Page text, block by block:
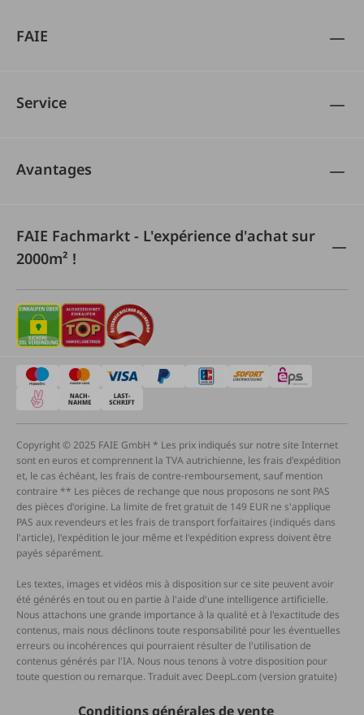
FAIE
Service
Avantages
FAIE Fachmarkt - L'expérience d'achat sur
2000m² !
Copyright © 2025 FAIE GmbH * Les prix indiqués sur notre site Internet
sont en euros et comprennent la TVA autrichienne, les frais d'expédition
et, le cas échéant, les frais de contre-remboursement, sauf mention
contraire ** Les pièces de rechange que nous proposons ne sont PAS
des pièces d'origine. La limite de fret gratuit de 149 EUR ne s'applique
PAS aux revendeurs et les frais de transport forfaitaires (indiqués dans
l'article), l'expédition le jour même et l'expédition express doivent être
payés séparément.
Les textes, images et vidéos mis à disposition sur ce site peuvent avoir
été générés en tout ou en partie à l'aide d'une intelligence artificielle.
Nous attachons une grande importance à la qualité et à l'exactitude des
contenus, mais nous déclinons toute responsabilité pour les éventuelles
erreurs ou incohérences qui pourraient résulter de l'utilisation de
contenus générés par l'IA. Nous nous tenons à votre disposition pour
toute question ou remarque. Traduit avec DeepL.com (version gratuite)
Conditions générales de vente